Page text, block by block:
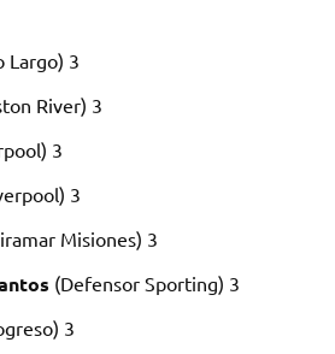
Largo) 3
River) 3
3
3
Misiones) 3
(Defensor Sporting) 3
3